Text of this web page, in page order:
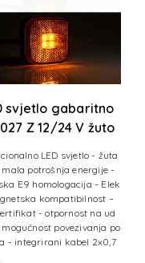
svjetlo gabaritno
Z 12/24 V žuto
LED svjetlo - žuta
mala potrošnja energije -
E9 homologacija - Elek
kompatibilnost –
- otpornost na ud
povezivanja po
- integrirani kabel 2x0,7